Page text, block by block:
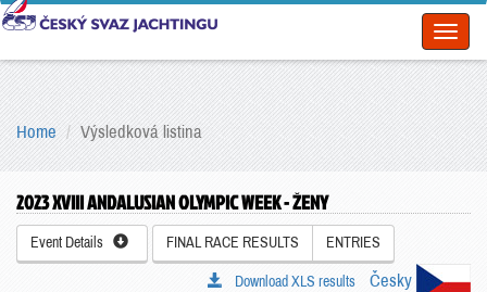
Home Výsledková listina
2023 XVIII ANDALUSIAN OLYMPIC WEEK - ŽENY
Event Details FINAL RACE RESULTS ENTRIES
Česky
Download XLS results